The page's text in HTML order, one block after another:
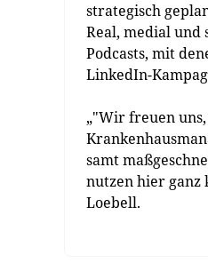
strategisch
Real, medial und
Podcasts, mit
LinkedIn-
„"Wir freuen
samt
nutzen hier ganz
Loebell.